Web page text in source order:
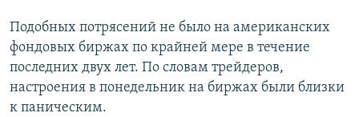
Подобных потрясений не было на американских
фондовых биржах по крайней мере в течение
последних двух лет. По словам трейдеров,
настроения в понедельник на биржах были близки
к паническим.